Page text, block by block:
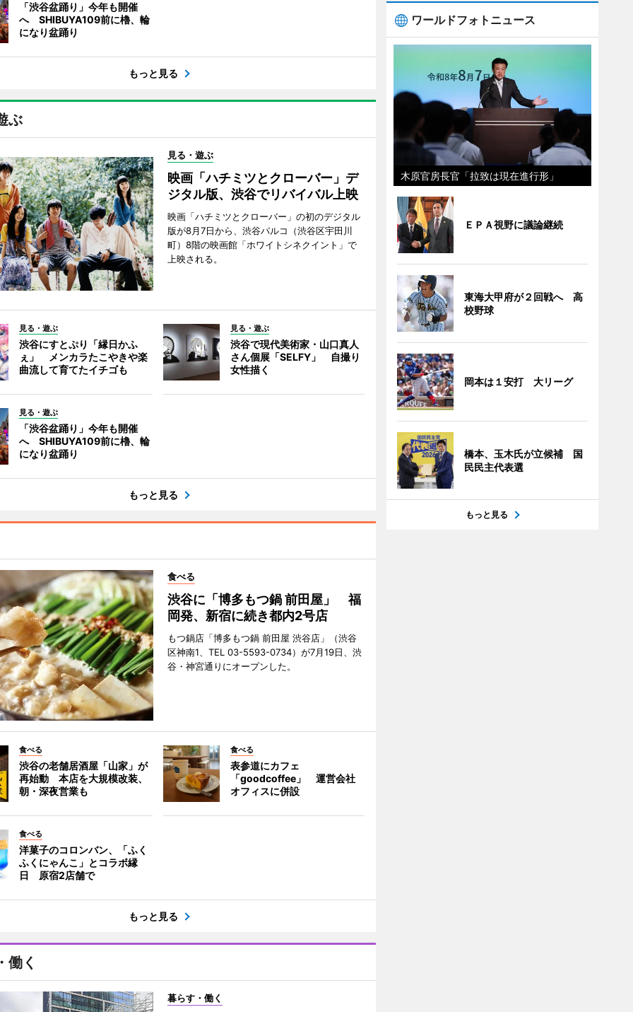
「渋谷盆踊り」今年も開催
へ SHIBUYA109前に櫓、輪
になり盆踊り
もっと見る
ぶ
見る・遊ぶ
映画「ハチミツとクローバー」デ
ジタル版、渋谷でリバイバル上映
映画「ハチミツとクローバー」の初のデジタル
版が8月7日から、渋谷パルコ（渋谷区宇田川
町）8階の映画館「ホワイトシネクイント」で
上映される。
見る・遊ぶ
渋谷にすとぷり「縁日かふ
ぇ」 メンカラたこやきや楽
曲流して育てたイチゴも
見る・遊ぶ
渋谷で現代美術家・山口真人
さん個展「SELFY」 自撮り
女性描く
見る・遊ぶ
「渋谷盆踊り」今年も開催
へ SHIBUYA109前に櫓、輪
になり盆踊り
もっと見る
食べる
渋谷に「博多もつ鍋 前田屋」 福
岡発、新宿に続き都内2号店
もつ鍋店「博多もつ鍋 前田屋 渋谷店」（渋谷
区神南1、TEL 03-5593-0734）が7月19日、渋
谷・神宮通りにオープンした。
食べる
渋谷の老舗居酒屋「山家」が
再始動 本店を大規模改装、
朝・深夜営業も
食べる
表参道にカフェ
「goodcoffee」 運営会社
オフィスに併設
食べる
洋菓子のコロンバン、「ふく
ふくにゃんこ」とコラボ縁
日 原宿2店舗で
もっと見る
働く
暮らす・働く
ワールドフォトニュース
木原官房長官「拉致は現在進行形」
ＥＰＡ視野に議論継続
東海大甲府が２回戦へ 高
校野球
岡本は１安打 大リーグ
橋本、玉木氏が立候補 国
民民主代表選
もっと見る